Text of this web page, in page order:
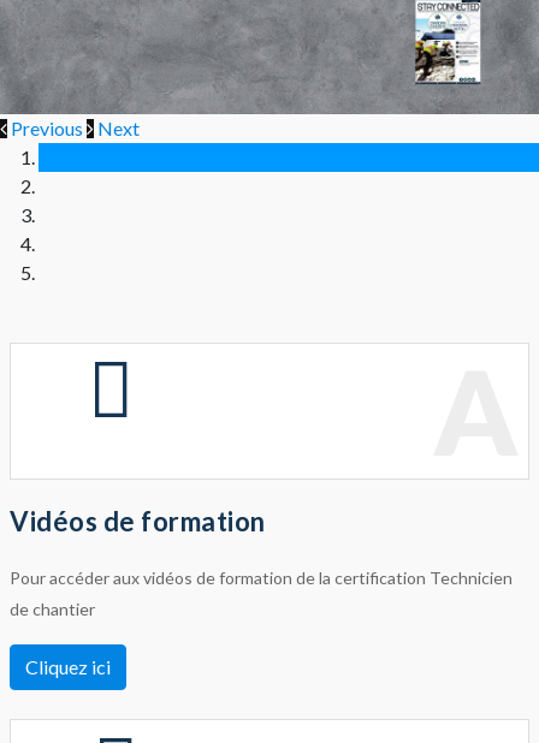
Previous Next
Vidéos de formation
Pour accéder aux vidéos de formation de la certification Technicien
de chantier
Cliquez ici